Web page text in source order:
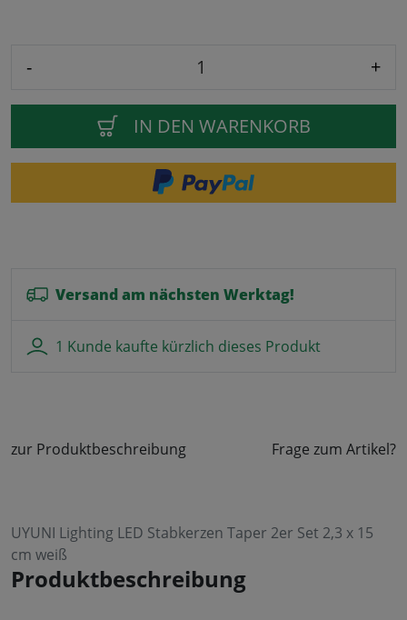
- +
IN DEN WARENKORB
Versand am nächsten Werktag!
1 Kunde kaufte kürzlich dieses Produkt
zur Produktbeschreibung Frage zum Artikel?
UYUNI Lighting LED Stabkerzen Taper 2er Set 2,3 x 15
cm weiß
Produktbeschreibung